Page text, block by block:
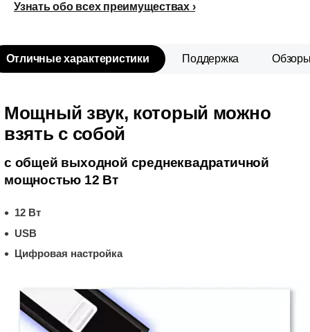
Узнать обо всех преимуществах
Отличные характеристики Поддержка
Мощный звук, который можно
взять с собой
с общей выходной среднеквадратичной
мощностью 12 Вт
12 Вт
USB
Цифровая настройка